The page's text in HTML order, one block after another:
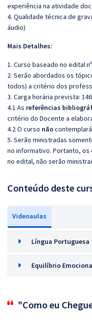
experiência na atividade
4. Qualidade técnica de
áudio)
Mais Detalhes:
1. Curso baseado no edital
2. Serão abordados os
todos) a critério dos
3. Carga horária prevista:
4.1 As referências
critério do Docente a
4.2 O curso não
5. Serão ministradas
no informativo. Portanto,
no edital, não serão
Conteúdo deste
Videoaulas
Língua Portuguesa
Equilíbrio
"Como eu